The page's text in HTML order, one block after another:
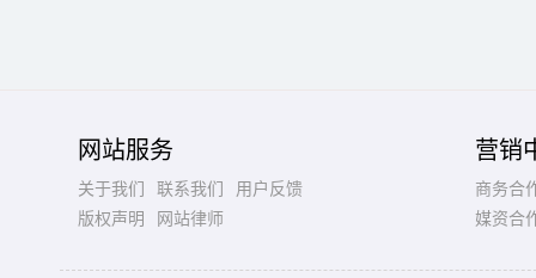
网站服务
关于我们 联系我们
用户反馈
版权声明
网站律师
营销
商务合
媒资合